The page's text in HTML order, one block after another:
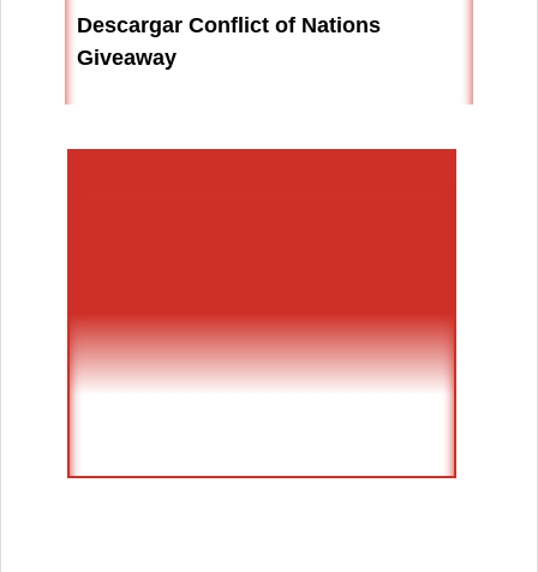
Descargar Conflict of Nations
Giveaway